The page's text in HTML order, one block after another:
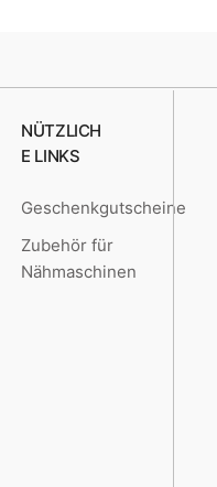
NÜTZLICH
E LINKS
Geschenkgutscheine
Zubehör für
Nähmaschinen